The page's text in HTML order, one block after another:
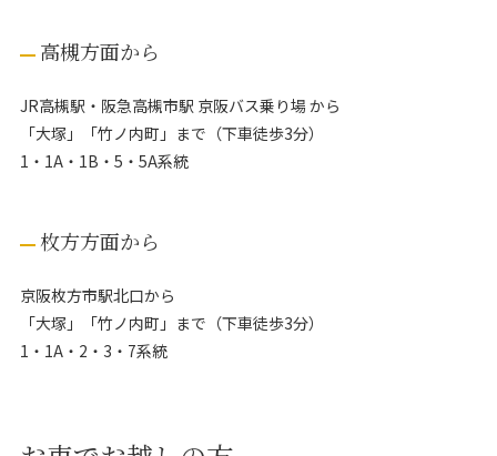
高槻方面から
JR高槻駅・阪急高槻市駅 京阪バス乗り場 から
「大塚」「竹ノ内町」まで（下車徒歩3分）
1・1A・1B・5・5A系統
枚方方面から
京阪枚方市駅北口から
「大塚」「竹ノ内町」まで（下車徒歩3分）
1・1A・2・3・7系統